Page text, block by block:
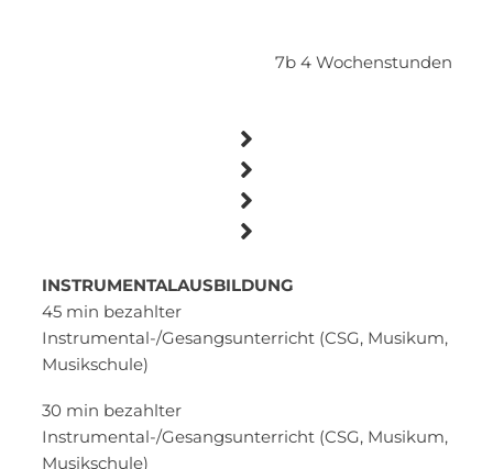
7b 4 Wochenstunden
INSTRUMENTALAUSBILDUNG
45 min bezahlter
Instrumental-/Gesangsunterricht (CSG, Musikum,
Musikschule)
30 min bezahlter
Instrumental-/Gesangsunterricht (CSG, Musikum,
Musikschule)